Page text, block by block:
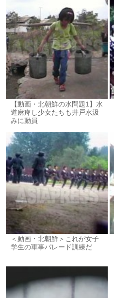
【動画・北朝鮮の水問題1】水
道麻痺し少女たちも井戸水汲
みに動員
＜動画・北朝鮮＞これが女子
学生の軍事パレード訓練だ